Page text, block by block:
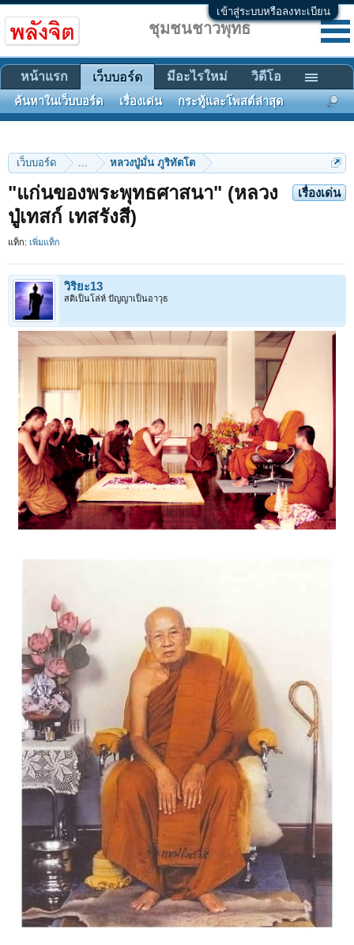
เข้าสู่ระบบหรือลงทะเบียน
เว็บบอร์ด ... หลวงปู่มั่น ภูริทัตโต
เรื่องเด่น
"แก่นของพระพุทธศาสนา" (หลวง
ปู่เทสก์ เทสรังสี)
แท็ก: เพิ่มแท็ก
วิริยะ13
สติเป็นโล่ห์ ปัญญาเป็นอาวุธ
ชุมชนชาวพุทธ
หน้าแรก เว็บบอร์ด
ค้นหาในเว็บบอร์ด เรื่องเด่น กระทู้และโพสต์ล่าสุด
มีอะไรใหม่ วิดีโอ